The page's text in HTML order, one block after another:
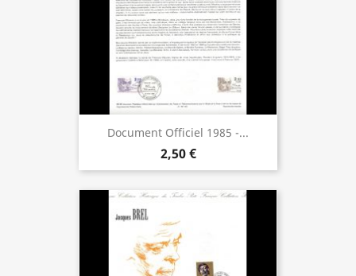
Document Officiel 1985 -...
2,50 €